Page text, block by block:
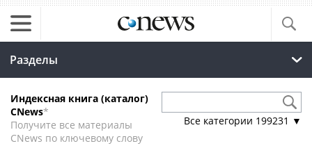
Разделы
Индексная книга (каталог)
CNews*
Получите все материалы
CNews по ключевому слову
Все категории 199231 ▼